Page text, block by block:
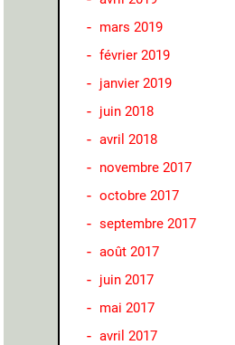
mars 2019
février 2019
janvier 2019
juin 2018
avril 2018
novembre 2017
octobre 2017
septembre 2017
août 2017
juin 2017
mai 2017
avril 2017